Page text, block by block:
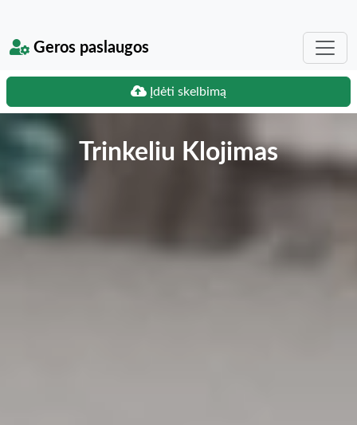
Geros paslaugos
Įdėti skelbimą
Trinkeliu Klojimas